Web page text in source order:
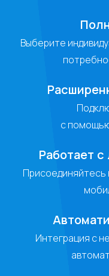
Выберите
с
Работает
Присоединяйтесь
Интеграция с